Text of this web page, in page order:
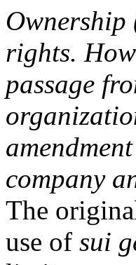
Ownership
rights.
passage
company
The
use of sui